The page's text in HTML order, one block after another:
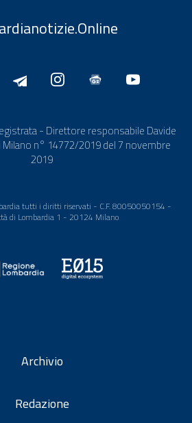
- Direttore responsabile Davide
Milano n° 14772/2019 del 7 novembre
2019
tutti i diritti riservati - C.F. 80050050154 -
di Lombardia 1 - 20124 Milano
Archivio
Redazione